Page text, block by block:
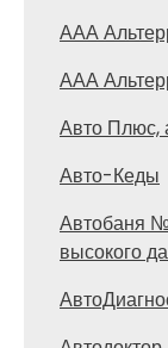
ААА
ААА
Авто Плюс,
Авто-Кеды
Автобаня
высокого